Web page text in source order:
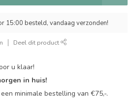
15:00 besteld, vandaag verzonden!
Deel dit product
u klaar!
in huis!
minimale bestelling van €75,-.